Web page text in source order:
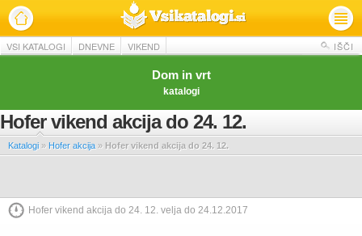
VSI KATALOGI DNEVNE VIKEND IŠČI
Dom in vrt
katalogi
Hofer vikend akcija do 24. 12.
Katalogi » Hofer akcija » Hofer vikend akcija do 24. 12.
Hofer vikend akcija do 24. 12. velja do 24.12.2017